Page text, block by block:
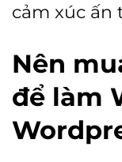
cảm xúc ấn
Nên
để làm